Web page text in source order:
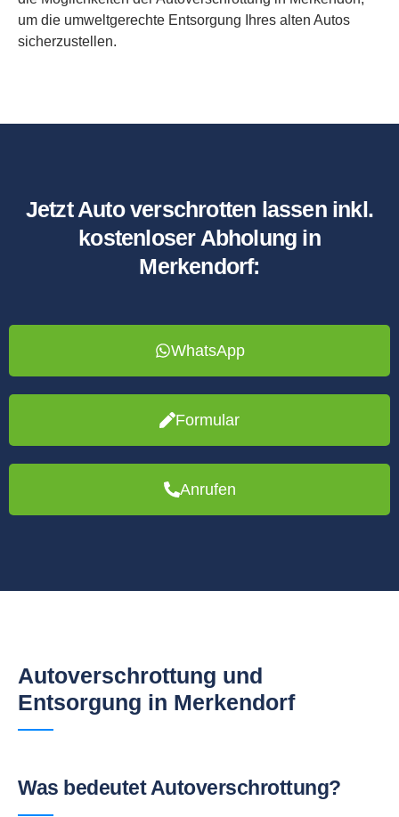
um die umweltgerechte Entsorgung Ihres alten Autos
sicherzustellen.
Jetzt Auto verschrotten lassen inkl.
kostenloser Abholung in
Merkendorf:
WhatsApp
Formular
Anrufen
Autoverschrottung und
Entsorgung in Merkendorf
Was bedeutet Autoverschrottung?